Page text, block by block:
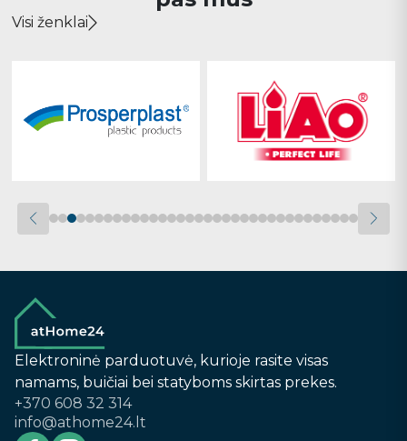
Visi ženklai
Elektroninė parduotuvė, kurioje rasite visas
namams, buičiai bei statyboms skirtas prekes.
+370 608 32 314
info@athome24.lt